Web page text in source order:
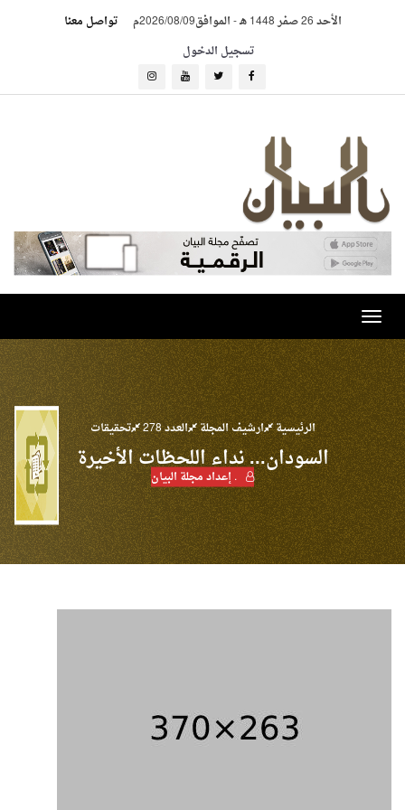
الأحد 26 صفر 1448 هـ -الموافق2026/08/09م
تواصل معنا
تسجيل الدخول
Toggle
navigation
الرئيسية ارشيف المجلة العدد 278 تحقيقات
السودان... نداء اللحظات الأخيرة
. إعداد مجلة البيان